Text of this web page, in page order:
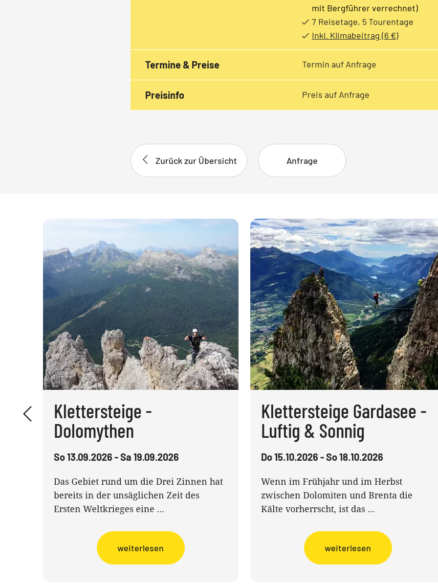
mit Bergführer verrechnet)
7 Reisetage, 5 Tourentage
Inkl. Klimabeitrag (6 €)
Termine & Preise Termin auf Anfrage
Preisinfo Preis auf Anfrage
Zurück zur Übersicht Anfrage
Klettersteige -
Dolomythen
So 13.09.2026 - Sa 19.09.2026
Das Gebiet rund um die Drei Zinnen hat
bereits in der unsäglichen Zeit des
Ersten Weltkrieges eine ...
weiterlesen
Klettersteige Gardasee -
Luftig & Sonnig
Do 15.10.2026 - So 18.10.2026
Wenn im Frühjahr und im Herbst
zwischen Dolomiten und Brenta die
Kälte vorherrscht, ist das ...
weiterlesen